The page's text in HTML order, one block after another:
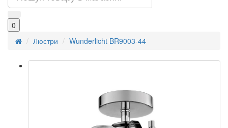
0
Люстри
Wunderlicht BR9003-44